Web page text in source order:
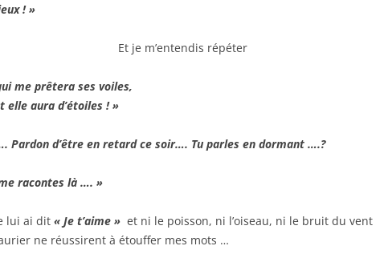
! »
Et je m’entendis répéter
me prêtera ses voiles,
elle aura d’étoiles ! »
Pardon d’être en retard ce soir…. Tu parles en dormant ….?
racontes là …. »
lui ai dit « Je t’aime » et ni le poisson, ni l’oiseau, ni le bruit du vent
ne réussirent à étouffer mes mots …